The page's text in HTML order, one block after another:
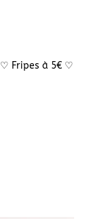
♡ Fripes à 5€ ♡